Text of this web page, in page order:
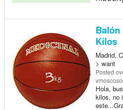
Balón
Kilos
Madrid,
> want
Posted
Hola,
kilos, no